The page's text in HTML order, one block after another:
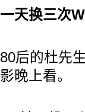
一天换三次
80后的杜先
影晚上看。